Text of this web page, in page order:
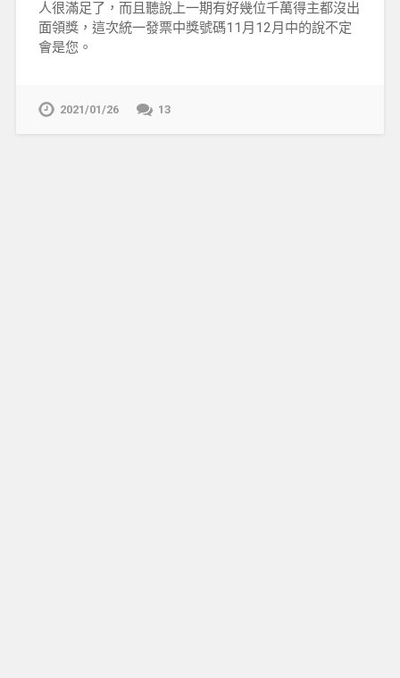
人很滿足了，而且聽說上一期有好幾位千萬得主都沒出
面領獎，這次統一發票中獎號碼11月12月中的說不定
會是您。
2021/01/26 13